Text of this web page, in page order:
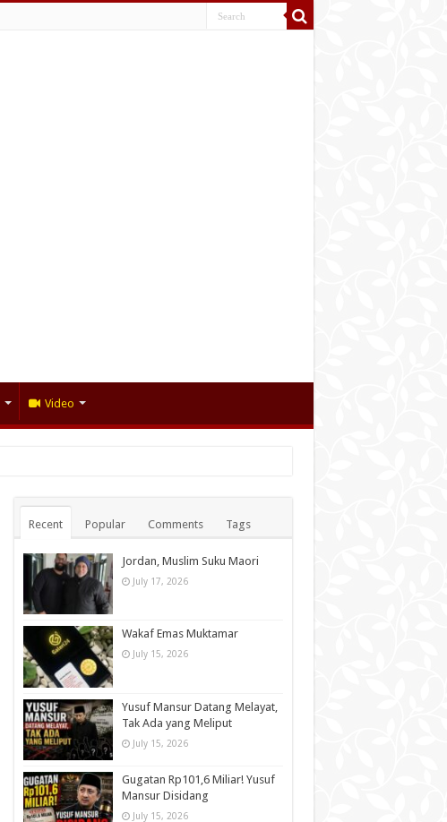
Video
Recent Popular Comments Tags
Jordan, Muslim Suku Maori
July 17, 2026
Wakaf Emas Muktamar
July 15, 2026
Yusuf Mansur Datang Melayat,
Tak Ada yang Meliput
July 15, 2026
Gugatan Rp101,6 Miliar! Yusuf
Mansur Disidang
July 15, 2026